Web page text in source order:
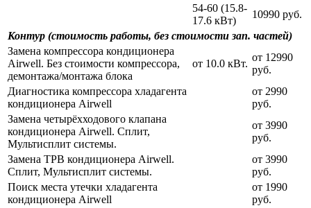
54-60 (15.8-
17.6 кВт)
10990 руб.
Контур (стоимость работы, без стоимости зап. частей)
Замена компрессора кондиционера
Airwell. Без стоимости компрессора,
демонтажа/монтажа блока
от 10.0 кВт.
от 12990
руб.
Диагностика компрессора хладагента
кондиционера Airwell
от 2990
руб.
Замена четырёхходового клапана
кондиционера Airwell. Сплит,
Мультисплит системы.
от 3990
руб.
Замена ТРВ кондиционера Airwell.
Сплит, Мультисплит системы.
от 3990
руб.
Поиск места утечки хладагента
кондиционера Airwell
от 1990
руб.